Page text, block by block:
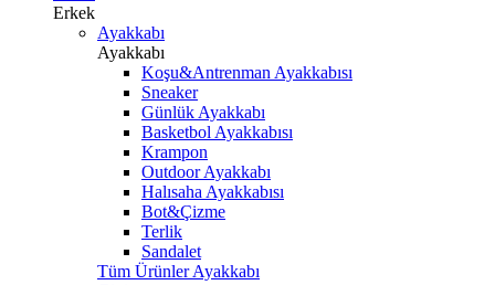
Erkek
Ayakkabı
Ayakkabı
Koşu&Antrenman Ayakkabısı
Sneaker
Günlük Ayakkabı
Basketbol Ayakkabısı
Krampon
Outdoor Ayakkabı
Halısaha Ayakkabısı
Bot&Çizme
Terlik
Sandalet
Tüm Ürünler Ayakkabı